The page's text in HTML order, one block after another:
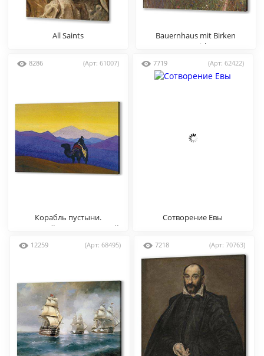
All Saints
Bauernhaus mit Birken
(Junge Birken)
8286 (Арт: 61007)
Корабль пустыни.
Одинокий путник, Николай
7719 (Арт: 62422)
Сотворение Евы
12259 (Арт: 68495) 7218 (Арт: 70763)